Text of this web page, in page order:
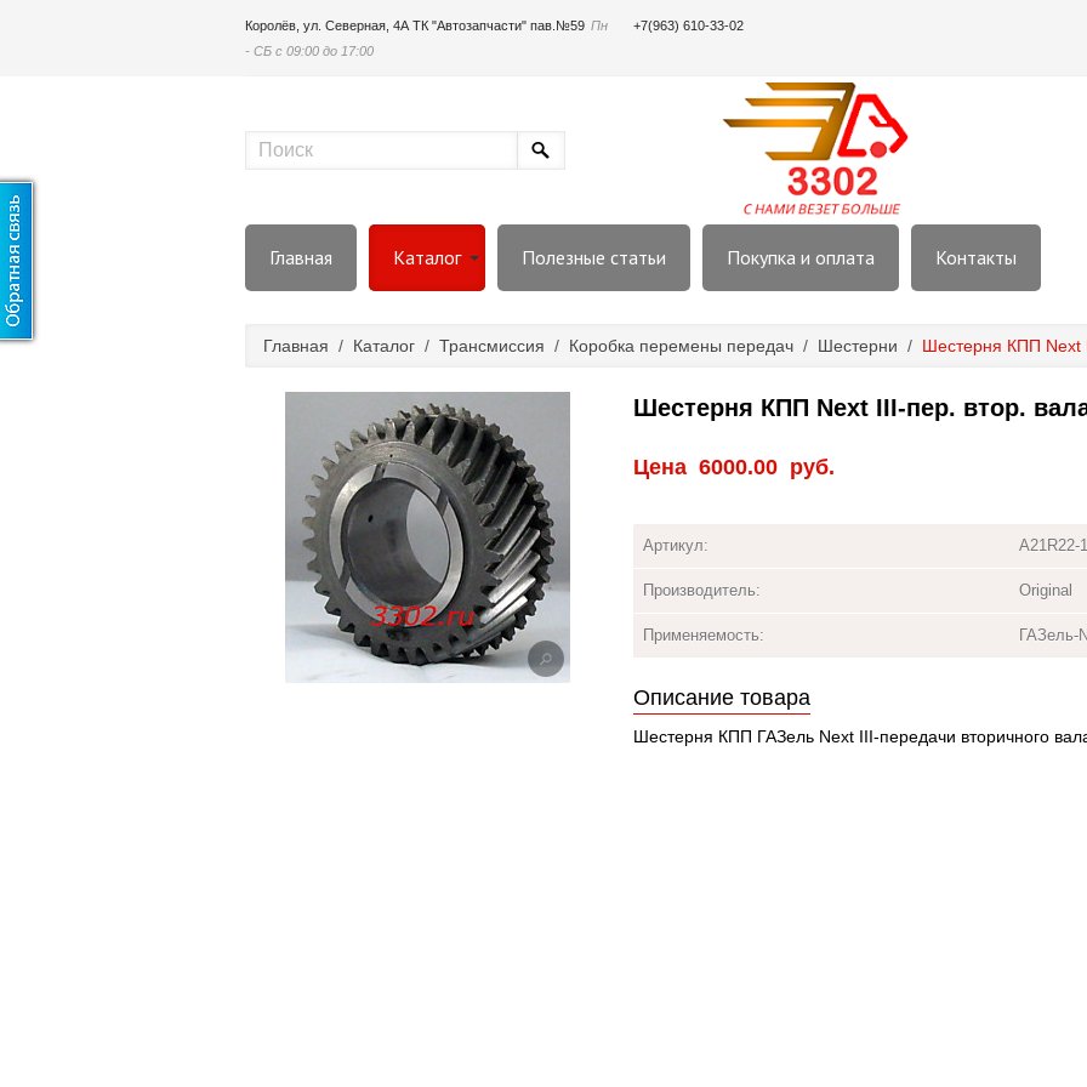
Королёв, ул. Северная, 4А ТК "Автозапчасти" пав.№59 Пн
- СБ с 09:00 до 17:00
+7(963) 610-33-02
Главная Каталог Полезные статьи Покупка и оплата Контакты
Главная / Каталог / Трансмиссия / Коробка перемены передач / Шестерни / Шестерня КПП Next
Шестерня КПП Next III-пер. втор.
Цена 6000.00 руб.
Артикул: A21R22-
Производитель: Original
Применяемость: ГАЗель-
Описание товара
Шестерня КПП ГАЗель Next III-передачи вторичного